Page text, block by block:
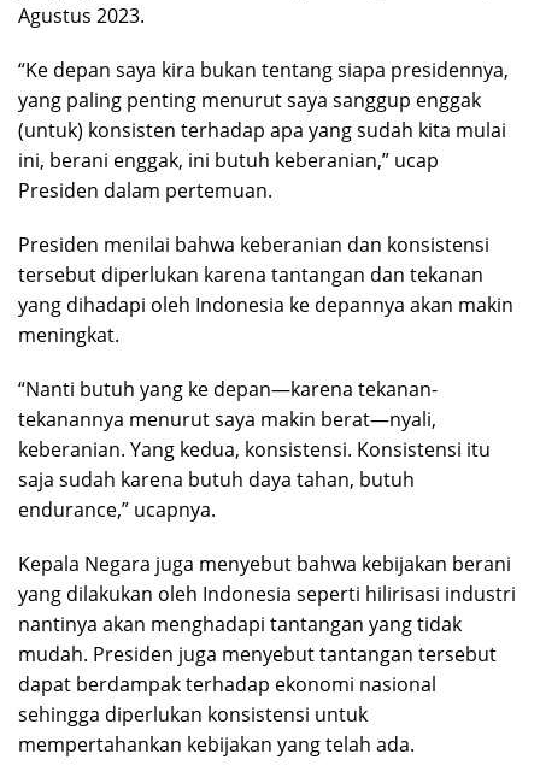
Agustus 2023.
“Ke depan saya kira bukan tentang siapa presidennya,
yang paling penting menurut saya sanggup enggak
(untuk) konsisten terhadap apa yang sudah kita mulai
ini, berani enggak, ini butuh keberanian,” ucap
Presiden dalam pertemuan.
Presiden menilai bahwa keberanian dan konsistensi
tersebut diperlukan karena tantangan dan tekanan
yang dihadapi oleh Indonesia ke depannya akan makin
meningkat.
“Nanti butuh yang ke depan—karena tekanan-
tekanannya menurut saya makin berat—nyali,
keberanian. Yang kedua, konsistensi. Konsistensi itu
saja sudah karena butuh daya tahan, butuh
endurance,” ucapnya.
Kepala Negara juga menyebut bahwa kebijakan berani
yang dilakukan oleh Indonesia seperti hilirisasi industri
nantinya akan menghadapi tantangan yang tidak
mudah. Presiden juga menyebut tantangan tersebut
dapat berdampak terhadap ekonomi nasional
sehingga diperlukan konsistensi untuk
mempertahankan kebijakan yang telah ada.